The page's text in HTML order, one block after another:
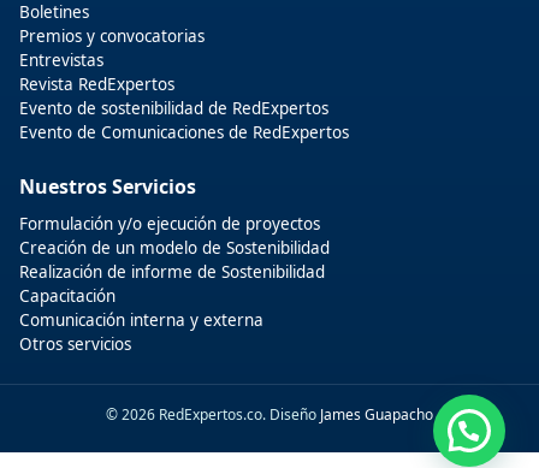
Boletines
Premios y convocatorias
Entrevistas
Revista RedExpertos
Evento de sostenibilidad de RedExpertos
Evento de Comunicaciones de RedExpertos
Nuestros Servicios
Formulación y/o ejecución de proyectos
Creación de un modelo de Sostenibilidad
Realización de informe de Sostenibilidad
Capacitación
Comunicación interna y externa
Otros servicios
© 2026 RedExpertos.co. Diseño James Guapacho